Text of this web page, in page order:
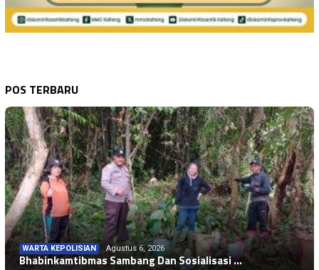
POS TERBARU
WARTA KEPOLISIAN Agustus 6, 2026
Bhabinkamtibmas Sambang Dan Sosialisasi …